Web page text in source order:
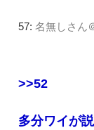
57: 名無しさん
>>52
多分ワイが